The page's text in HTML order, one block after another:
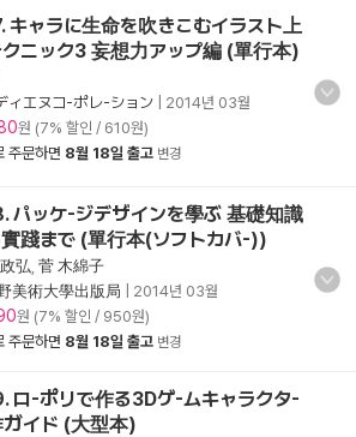
キャラに生命を吹きこむイラスト上
ニック3 妄想力アップ編 (單行本)
ィエヌコ-ポレ-ション
2014년 03월
원 (7% 할인 / 610원)
주문하면 8월 18일 출고 변경
パッケ-ジデザインを學ぶ 基礎知識
踐まで (單行本(ソフトカバ-))
弘 菅 木綿子
美術大學出版局
2014년 03월
원 (7% 할인 / 950원)
주문하면 8월 18일 출고 변경
ロ-ポリで作る3Dゲ-ムキャラクタ-
イド (大型本)